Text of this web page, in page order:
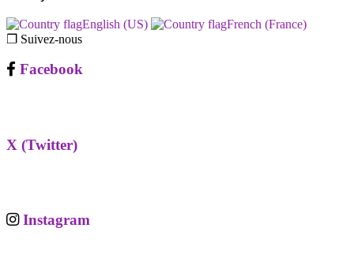
English (US)‎
French (France)‎
❐ Suivez-nous
Facebook
X (Twitter)
Instagram